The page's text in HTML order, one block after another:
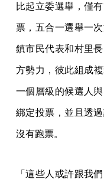
比起立委選舉，僅
票，五合一選舉一
鎮市民代表和村里
方勢力，彼此組成
一個層級的候選人
綁定投票，並且透
沒有跑票。
「這些人或許跟我